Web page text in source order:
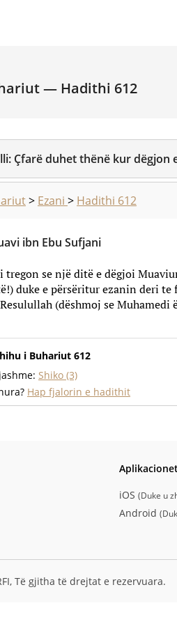
— Hadithi 612
Çfarë duhet thënë kur dëgjon
> Ezani > Hadithi 612
ibn Ebu Sufjani
tregon se një ditë e dëgjoi
duke e përsëritur ezanin deri te
(dëshmoj se Muhamedi
i Buhariut 612
Shiko (3)
Hap fjalorin e hadithit
iOS (Duke u
Android (
Të gjitha të drejtat e rezervuara.